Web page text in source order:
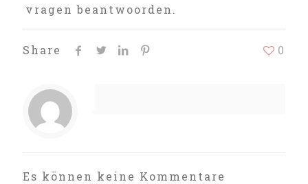
vragen beantwoorden.
Share 0
Es können keine Kommentare